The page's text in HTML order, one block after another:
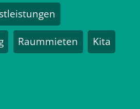
Raummieten Kita